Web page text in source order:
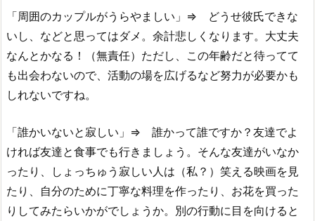
「周囲のカップルがうらやましい」⇒ どうせ彼氏できな
いし、などと思ってはダメ。余計悲しくなります。大丈夫
なんとかなる！（無責任）ただし、この年齢だと待ってて
も出会わないので、活動の場を広げるなど努力が必要かも
しれないですね。
「誰かいないと寂しい」⇒ 誰かって誰ですか？友達でよ
ければ友達と食事でも行きましょう。そんな友達がいなか
ったり、しょっちゅう寂しい人は（私？）笑える映画を見
たり、自分のために丁寧な料理を作ったり、お花を買った
りしてみたらいかがでしょうか。別の行動に目を向けると